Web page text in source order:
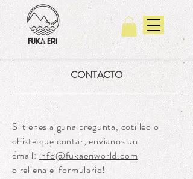
CONTACTO
Si tienes alguna pregunta, cotilleo o
chiste que contar, envíanos un
email:info@fukaeriworld.com
o rellena el formulario!